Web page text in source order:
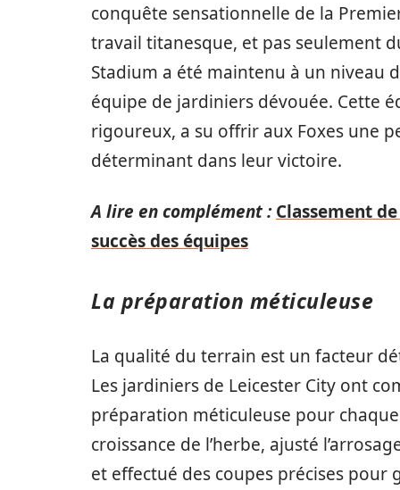
conquête sensationnelle de la
travail titanesque, et pas seulement
Stadium a été maintenu à un niveau
équipe de jardiniers dévouée. Cette
rigoureux, a su offrir aux Foxes une
déterminant dans leur victoire.
A lire en complément : Classement
succès des équipes
La préparation méticuleuse
La qualité du terrain est un facteur
Les jardiniers de Leicester City ont
préparation méticuleuse pour
croissance de l’herbe, ajusté
et effectué des coupes précises